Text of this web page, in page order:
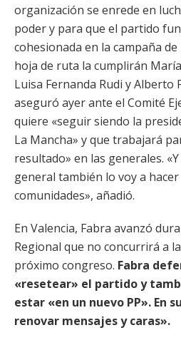
organización se enrede en
poder y para que el partido
cohesionada en la campaña
hoja de ruta la cumplirán
Luisa Fernanda Rudi y Alberto
aseguró ayer ante el Comité
quiere «seguir siendo la
La Mancha» y que trabajará
resultado» en las generales.
general también lo voy a
comunidades», añadió.
En Valencia, Fabra avanzó
Regional que no concurrirá a
próximo congreso. Fabra
«resetear» el partido y
estar «en un nuevo PP». En
renovar mensajes y caras».